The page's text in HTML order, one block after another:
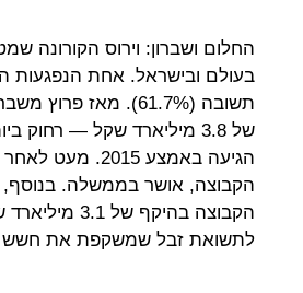
החלום ושברון: וירוס הקורונה
בעולם ובישראל. אחת הנפגעות
הגיעה באמצע
הקבוצה, אושר בממשלה.
לתשואת זבל שמשקפת את חשש